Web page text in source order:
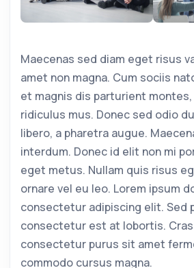
Maecenas sed diam eget risus
amet non magna. Cum sociis
et magnis dis parturient
ridiculus mus. Donec sed odio
libero, a pharetra augue.
interdum. Donec id elit non mi
eget metus. Nullam quis risus
ornare vel eu leo. Lorem ipsum
consectetur adipiscing elit. Sed
consectetur est at lobortis.
consectetur purus sit amet
commodo cursus magna.